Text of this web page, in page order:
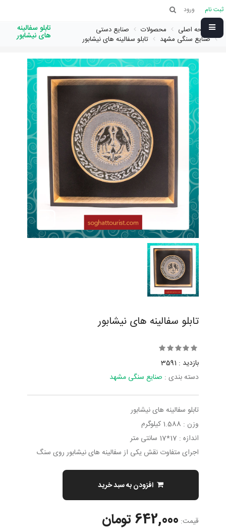
ثبت نام ورود
صفحه اصلی محصولات
صنایع دستی
صنایع سنگی مشهد
تابلو سفالینه های نیشابور
تابلو سفالینه
های نیشابور
تابلو سفالینه های نیشابور
بازدید : 3591
دسته بندی : صنایع سنگی مشهد
تابلو سفالینه های نیشابور
وزن : 1.588 کیلوگرم
اندازه : 17*17 سانتی متر
اجرای متفاوت نقش یکی از سفالینه های نیشابور روی سنگ
افزودن به سبد خرید
قیمت: 642,000 تومان